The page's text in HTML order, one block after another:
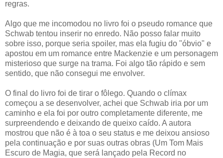
regras.
Algo que me incomodou no livro foi o pseudo romance que
Schwab tentou inserir no enredo. Não posso falar muito
sobre isso, porque seria spoiler, mas ela fugiu do "óbvio" e
apostou em um romance entre Mackenzie e um personagem
misterioso que surge na trama. Foi algo tão rápido e sem
sentido, que não consegui me envolver.
O final do livro foi de tirar o fôlego. Quando o clímax
começou a se desenvolver, achei que Schwab iria por um
caminho e ela foi por outro completamente diferente, me
surpreendendo e deixando de queixo caído. A autora
mostrou que não é à toa o seu status e me deixou ansioso
pela continuação e por suas outras obras (Um Tom Mais
Escuro de Magia, que será lançado pela Record no